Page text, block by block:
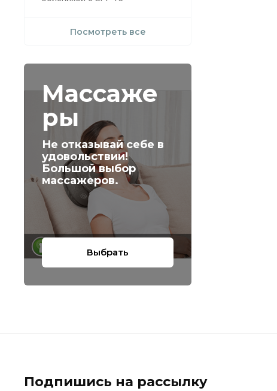
Посмотреть все
Массаже
ры
Не отказывай себе в
удовольствии!
Большой выбор
массажеров.
Выбрать
Подпишись на рассылку